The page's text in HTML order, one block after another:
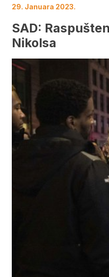
29. Januara 2023.
SAD:
Nikolsa